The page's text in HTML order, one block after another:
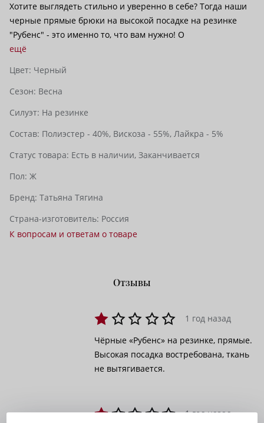
Хотите выглядеть стильно и уверенно в себе? Тогда наши
черные прямые брюки на высокой посадке на резинке
"Рубенс" - это именно то, что вам нужно! О
ещё
Цвет: Черный
Сезон: Весна
Силуэт: На резинке
Состав: Полиэстер - 40%, Вискоза - 55%, Лайкра - 5%
Статус товара: Есть в наличии, Заканчивается
Пол: Ж
Бренд: Татьяна Тягина
Страна-изготовитель: Россия
К вопросам и ответам о товаре
Отзывы
1 год назад
Чёрные «Рубенс» на резинке, прямые.
Высокая посадка востребована, ткань
не вытягивается.
1 год назад